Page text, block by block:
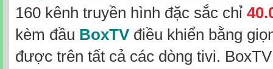
160 kênh truyền hình đặc sắc chỉ
kèm đầu BoxTV điều khiển bằng
được trên tất cả các dòng tivi.